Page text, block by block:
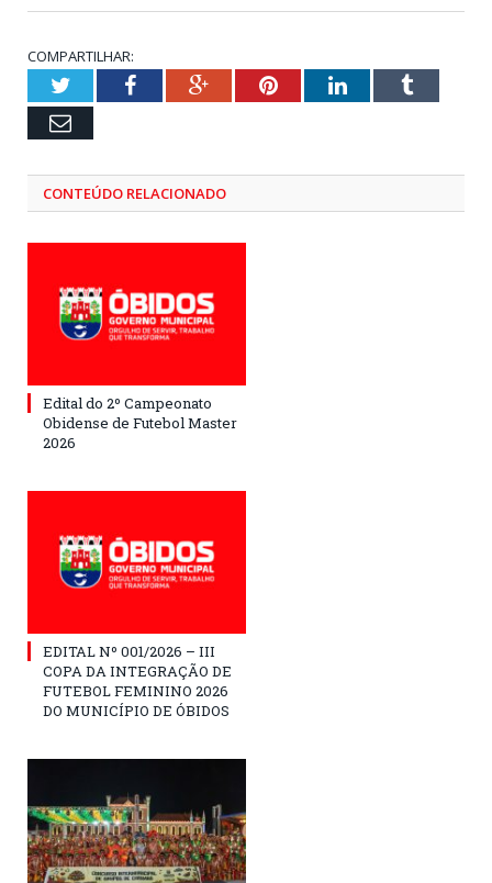
COMPARTILHAR:
TwitterFacebookGoogle+PinterestLinkedInTumblr
Email
CONTEÚDO RELACIONADO
Edital do 2º Campeonato
Obidense de Futebol Master
2026
EDITAL Nº 001/2026 – III
COPA DA INTEGRAÇÃO DE
FUTEBOL FEMININO 2026
DO MUNICÍPIO DE ÓBIDOS